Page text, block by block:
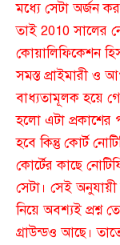
মধ্যে সেটা অর্জন
তাই 2010 সালের
কোয়ালিফিকেশন
সমস্ত প্রাইমারী ও
বাধ্যতামূলক হয়ে
হলো এটা প্রকাশের
হবে কিন্তু কোর্ট
কোর্টের কাছে
সেটা। সেই
নিয়ে অবশ্যই প্রশ্ন
গ্রাউন্ডও আছে।